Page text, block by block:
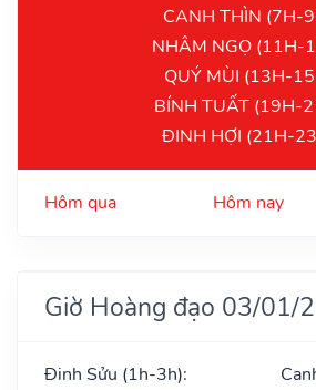
CANH THÌN (7H-
NHÂM NGỌ (11H-
QUÝ MÙI (13H-
BÍNH TUẤT (19H-
ĐINH HỢI (21H-
Hôm qua Hôm nay
Giờ Hoàng đạo 03/01/
Đinh Sửu (1h-3h):